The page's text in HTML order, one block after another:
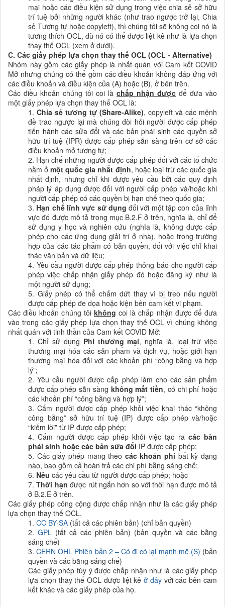
mại hoặc các điều kiện sử dụng trong việc chia sẻ sở hữu
trí tuệ bởi những người khác (như trao ngược trở lại, Chia
sẻ Tương tự hoặc copyleft), thì chúng tôi sẽ không coi nó là
tương thích OCL, dù nó có thể được liệt kê như là lựa chọn
thay thế OCL (xem ở dưới).
C. Các giấy phép lựa chọn thay thế OCL (OCL - Alternative)
Nhóm này gồm các giấy phép là nhất quán với Cam kết COVID
Mở nhưng chúng có thể gồm các điều khoản không đáp ứng với
các điều khoản và điều kiện của (A) hoặc (B), ở bên trên.
Các điều khoản chúng tôi coi là chấp nhận được để đưa vào
một giấy phép lựa chọn thay thế OCL là:
1. Chia sẻ tương tự (Share-Alike), copyleft và các mệnh
đề trao ngược lại mà chúng đòi hỏi người được cấp phép
tiến hành các sửa đổi và các bản phái sinh các quyền sở
hữu trí tuệ (IPR) được cấp phép sẵn sàng trên cơ sở các
điều khoản mở tương tự;
2. Hạn chế những người được cấp phép đối với các tổ chức
nằm ởmột quốc gianhất định, hoặc loại trừ các quốc gia
nhất định, nhưng chỉ khi được yêu cầu bởi các quy định
pháp lý áp dụng được đối với người cấp phép và/hoặc khi
người cấp phép có các quyền bị hạn chế theo quốc gia;
3. Hạn chế lĩnh vực sử dụng đốivới một tập con của lĩnh
vực đó được mô tả trong mục B.2.F ở trên, nghĩa là, chỉ để
sử dụng y học và nghiên cứu (nghĩa là, không được cấp
phép cho các ứng dụng giải trí ở nhà), hoặc trong trường
hợp của các tác phẩm có bản quyền, đối với việc chỉ khai
thác văn bản và dữ liệu;
4. Yêu cầu người được cấp phép thông báo cho người cấp
phép việc chấp nhận giấy phép đó hoặc đăng ký như là
một người sử dụng;
5. Giấy phép có thể chấm dứt thay vì bị treo nếu người
được cấp phép đe dọa hoặc kiện bên cam kết vi phạm.
Các điều khoản chúng tôi không coi là chấp nhận được để đưa
vào trong các giấy phép lựa chọn thay thế OCL vì chúng không
nhất quán với tinh thần của Cam kết COVID Mở:
1. Chỉ sử dụng Phi thương mại, nghĩa là, loại trừ việc
thương mại hóa các sản phẩm và dịch vụ, hoặc giới hạn
thương mại hóa đối với các khoản phí “công bằng và hợp
lý”;
2. Yêucầu người được cấp phép làm cho các sản phẩm
được cấp phép sẵn sàng không mất tiền, có chi phí hoặc
các khoản phí “công bằng và hợp lý”;
3. Cấm người được cấp phép khỏi việc khai thác “không
công bằng” sở hữu trí tuệ (IP) được cấp phép và/hoặc
“kiếm lời” từ IP được cấp phép;
4. Cấm người được cấp phép khỏi việc tạo ra các bản
phái sinh hoặc các bản sửa đổi IP được cấp phép;
5. Các giấy phép mang theo các khoản phí bất kỳ dạng
nào, bao gồm cả hoàn trả các chi phí bằng sáng chế;
6. Nêu các yêu cầu từ người được cấp phép; hoặc
7.Thời hạn được rút ngắn hơn so với thời hạn được mô tả
ở B.2.E ở trên.
Các giấy phép công cộng được chấp nhận như là các giấy phép
lựa chọn thay thế OCL.
1. CC BY-SA (tất cả các phiên bản) (chỉ bản quyền)
2. GPL (tất cả các phiên bản) (bản quyền và các bằng
sáng chế)
3.CERN OHL Phiên bản 2 –Có đi có lại mạnh mẽ(S) (bản
quyền và các bằng sáng chế)
Các giấy phép tùy ý được chấp nhận như là các giấy phép
lựa chọn thay thế OCL được liệt kêở đâyvới các bên cam
kết khác và các giấy phép của họ.